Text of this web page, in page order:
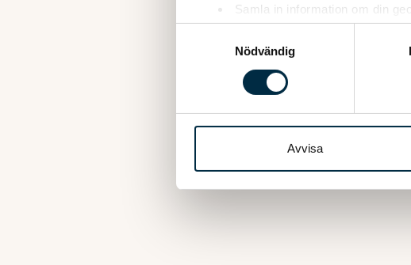
Samla in information om din
Identifiera din enhet genom att
Ta reda på mer om hur dina
eller dra tillbaka ditt samtycke när
sociala medier och analysera vår
till de sociala medier och annons-
Nödvändig
Avvisa